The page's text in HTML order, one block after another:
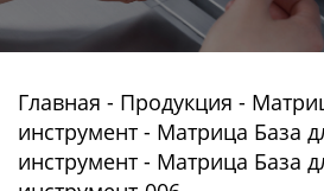
Главная - Продукция -
инструмент - Матрица База
инструмент - Матрица База